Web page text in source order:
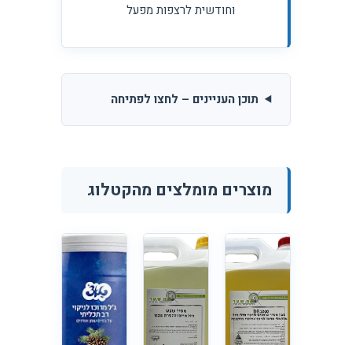
וחודשית לרצפות מפעל
תוכן העניינים – לחצו לפתיחה
מוצרים מומלצים מהקטלוג